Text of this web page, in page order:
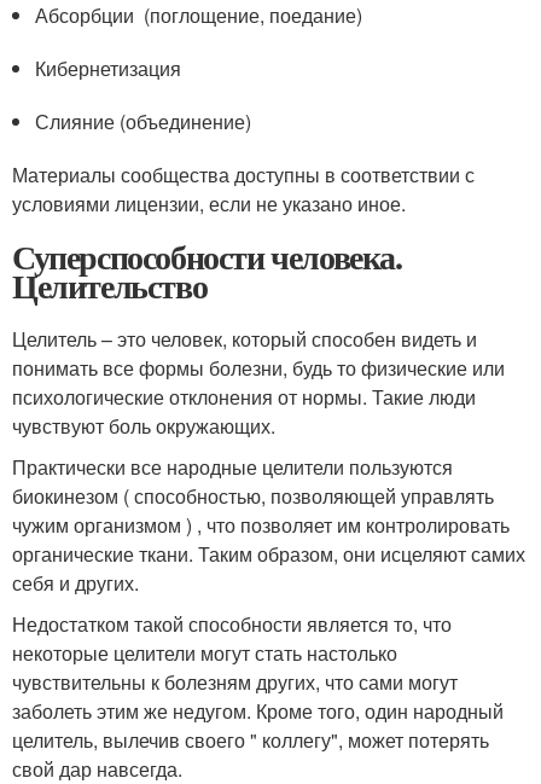
Абсорбции (поглощение, поедание)
Кибернетизация
Слияние (объединение)
Материалы сообщества доступны в соответствии с
условиями лицензии, если не указано иное.
Суперспособности человека.
Целительство
Целитель – это человек, который способен видеть и
понимать все формы болезни, будь то физические или
психологические отклонения от нормы. Такие люди
чувствуют боль окружающих.
Практически все народные целители пользуются
биокинезом ( способностью, позволяющей управлять
чужим организмом ) , что позволяет им контролировать
органические ткани. Таким образом, они исцеляют самих
себя и других.
Недостатком такой способности является то, что
некоторые целители могут стать настолько
чувствительны к болезням других, что сами могут
заболеть этим же недугом. Кроме того, один народный
целитель, вылечив своего " коллегу", может потерять
свой дар навсегда.